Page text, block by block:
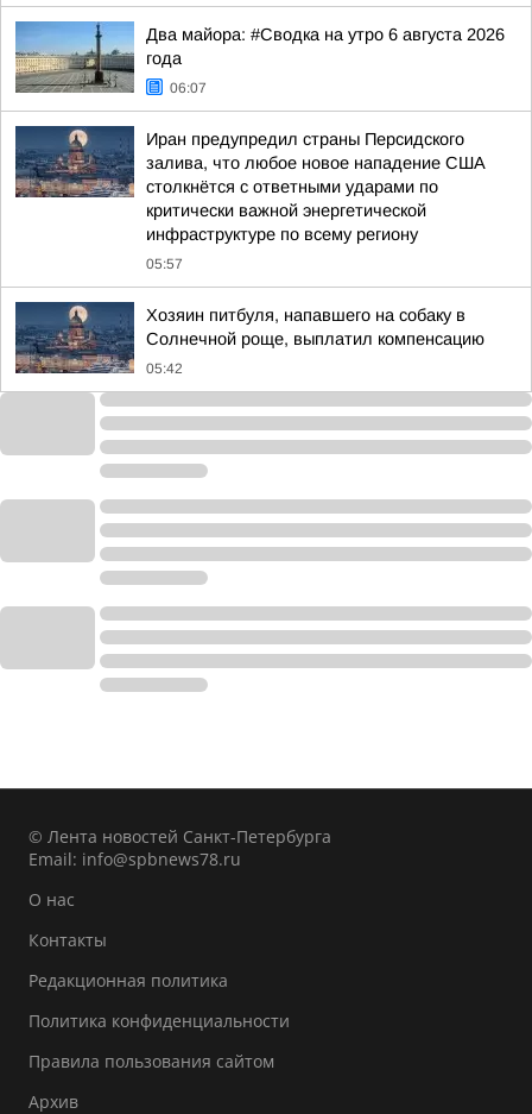
Два майора: #Сводка на утро 6 августа 2026
года
06:07
Иран предупредил страны Персидского
залива, что любое новое нападение США
столкнётся с ответными ударами по
критически важной энергетической
инфраструктуре по всему региону
05:57
Хозяин питбуля, напавшего на собаку в
Солнечной роще, выплатил компенсацию
05:42
© Лента новостей Санкт-Петербурга
Email: info@spbnews78.ru
О нас
Контакты
Редакционная политика
Политика конфиденциальности
Правила пользования сайтом
Архив